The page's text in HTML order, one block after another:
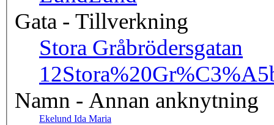
Gata - Tillverkning
Stora Gråbrödersgatan
12
Namn - Annan anknytning
Ekelund Ida Maria